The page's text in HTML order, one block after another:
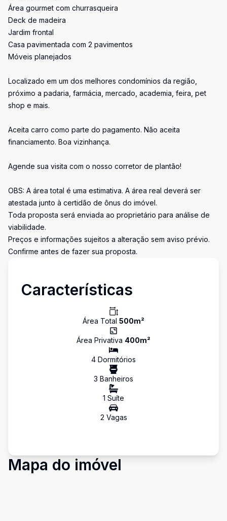
Área gourmet com churrasqueira
Deck de madeira
Jardim frontal
Casa pavimentada com 2 pavimentos
Móveis planejados
Localizado em um dos melhores condomínios da região,
próximo a padaria, farmácia, mercado, academia, feira, pet
shop e mais.
Aceita carro como parte do pagamento. Não aceita
financiamento. Boa vizinhança.
Agende sua visita com o nosso corretor de plantão!
OBS: A área total é uma estimativa. A área real deverá ser
atestada junto à certidão de ônus do imóvel.
Toda proposta será enviada ao proprietário para análise de
viabilidade.
Preços e informações sujeitos a alteração sem aviso prévio.
Confirme antes de fazer sua proposta.
Características
Área Total 500m²
Área Privativa 400m²
4 Dormitórios
3 Banheiros
1 Suíte
2 Vagas
Mapa do imóvel